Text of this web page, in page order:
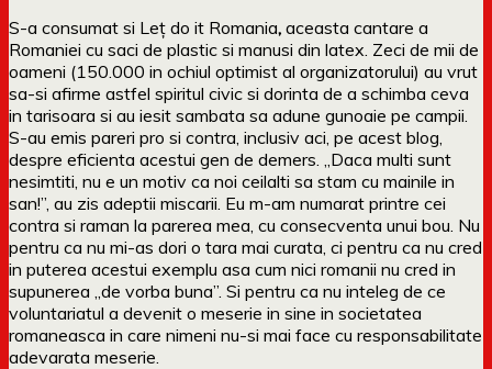
S-a consumat si Leț do it Romania, aceasta cantare a
Romaniei cu saci de plastic si manusi din latex. Zeci de mii de
oameni (150.000 in ochiul optimist al organizatorului) au vrut
sa-si afirme astfel spiritul civic si dorinta de a schimba ceva
in tarisoara si au iesit sambata sa adune gunoaie pe campii.
S-au emis pareri pro si contra, inclusiv aci, pe acest blog,
despre eficienta acestui gen de demers. „Daca multi sunt
nesimtiti, nu e un motiv ca noi ceilalti sa stam cu mainile in
san!”, au zis adeptii miscarii. Eu m-am numarat printre cei
contra si raman la parerea mea, cu consecventa unui bou. Nu
pentru ca nu mi-as dori o tara mai curata, ci pentru ca nu cred
in puterea acestui exemplu asa cum nici romanii nu cred in
supunerea „de vorba buna”. Si pentru ca nu inteleg de ce
voluntariatul a devenit o meserie in sine in societatea
romaneasca in care nimeni nu-si mai face cu responsabilitate
adevarata meserie.